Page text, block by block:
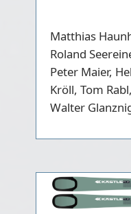
Matthias
Roland
Peter Maier,
Kröll, Tom
Walter